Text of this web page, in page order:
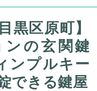
黒区原町】
ンの玄関鍵
ンプルキー
できる鍵屋